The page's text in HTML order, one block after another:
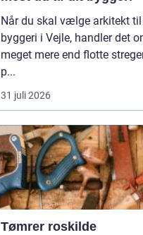
Når du skal vælge arkitekt
byggeri i Vejle, handler det
meget mere end flotte
p...
31 juli 2026
Tømrer roskilde